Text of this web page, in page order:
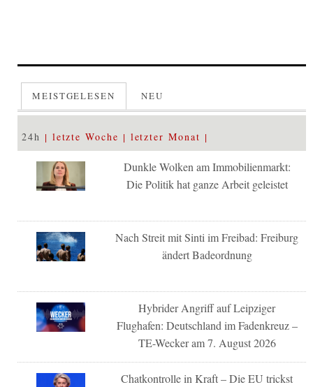
MEISTGELESEN NEU
24h letzte Woche letzter Monat
Dunkle Wolken am Immobilienmarkt:
Die Politik hat ganze Arbeit geleistet
Nach Streit mit Sinti im Freibad: Freiburg
ändert Badeordnung
Hybrider Angriff auf Leipziger
Flughafen: Deutschland im Fadenkreuz –
TE-Wecker am 7. August 2026
Chatkontrolle in Kraft – Die EU trickst